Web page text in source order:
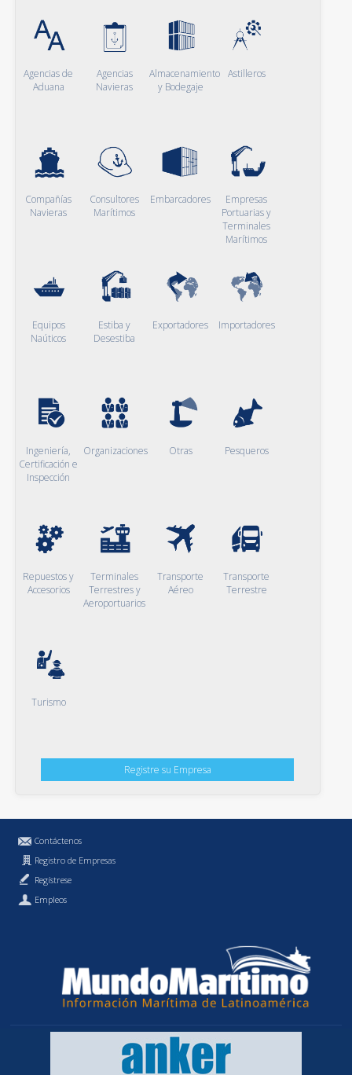
Agencias de
Aduana
Agencias
Navieras
Almacenamiento
y Bodegaje
Astilleros
Compañías
Navieras
Consultores
Marítimos
Embarcadores
Empresas
Portuarias y
Terminales
Marítimos
Equipos
Naúticos
Estiba y
Desestiba
Exportadores Importadores
Ingeniería,
Certificación e
Inspección
Organizaciones Otras Pesqueros
Repuestos y
Accesorios
Terminales
Terrestres y
Aeroportuarios
Transporte
Aéreo
Transporte
Terrestre
Turismo
Registre su Empresa
Contáctenos
Registro de Empresas
Regístrese
Empleos
Política de Privacidad
MundoMaritimo.cl es una marca registrada de MundoMaritimo Ltda.